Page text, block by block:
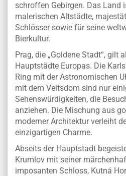
schroffen Gebirgen. Das Land
malerischen Altstädte,
Schlösser sowie für seine
Bierkultur.
Prag, die „Goldene Stadt“, gilt
Hauptstädte Europas. Die
Ring mit der Astronomischen
mit dem Veitsdom sind nur
Sehenswürdigkeiten, die
anziehen. Die Mischung aus
moderner Architektur verleiht
einzigartigen Charme.
Abseits der Hauptstadt
Krumlov mit seiner
imposanten Schloss, Kutná